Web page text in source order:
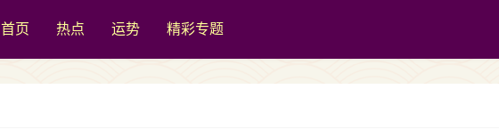
首页 热点 运势 精彩专题